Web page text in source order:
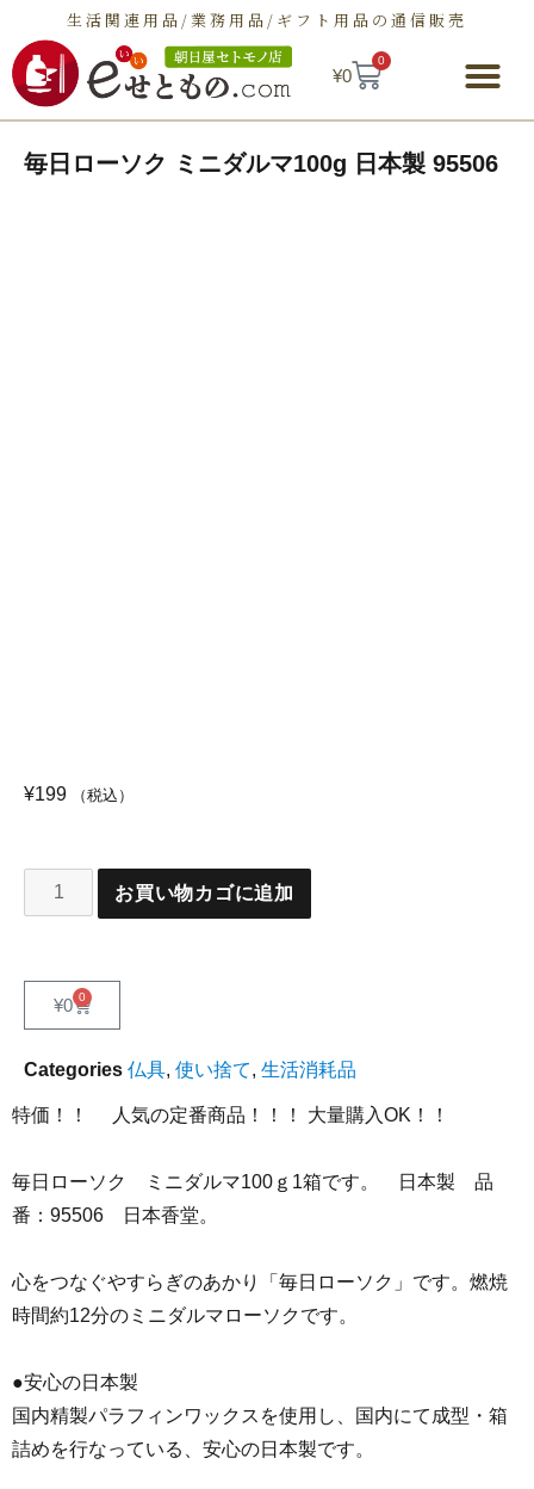
生活関連用品/業務用品/ギフト用品の通信販売
¥0
0
毎日ローソク ミニダルマ100g 日本製 95506
¥199 （税込）
お買い物カゴに追加
¥0 0
Categories 仏具, 使い捨て, 生活消耗品
特価！！ 人気の定番商品！！！ 大量購入OK！！
毎日ローソク ミニダルマ100ｇ1箱です。 日本製 品
番：95506 日本香堂。
心をつなぐやすらぎのあかり「毎日ローソク」です。燃焼
時間約12分のミニダルマローソクです。
●安心の日本製
国内精製パラフィンワックスを使用し、国内にて成型・箱
詰めを行なっている、安心の日本製です。